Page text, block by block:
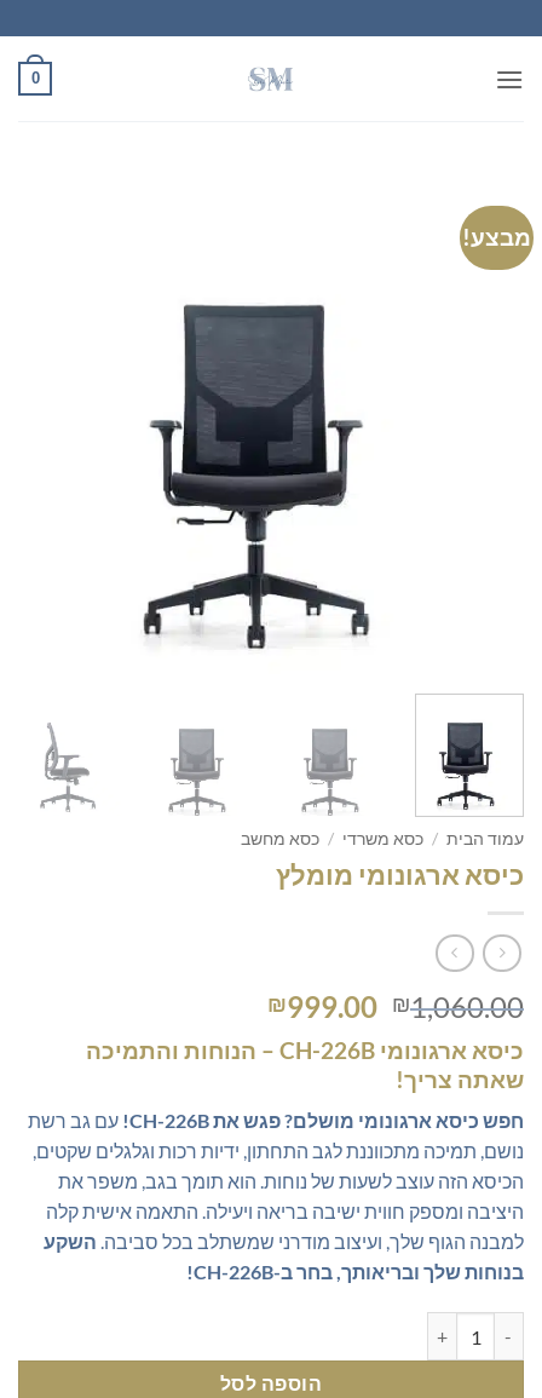
to
content
0
מבצע!
עמוד הבית / כסא משרדי / כסא מחשב
כיסא ארגונומי מומלץ
₪1,060.00
המחיר
המקורי
היה:
₪999.00
הוא:
כיסא ארגונומי CH-226B – הנוחות והתמיכה
שאתה צריך!
חפש כיסא ארגונומי מושלם? פגש את CH-226B!
עם גב רשת
נושם, תמיכה מתכווננת לגב התחתון, ידיות רכות וגלגלים שקטים,
הכיסא הזה עוצב לשעות של נוחות. הוא תומך בגב, משפר את
היציבה ומספק חווית ישיבה בריאה ויעילה. התאמה אישית קלה
למבנה הגוף שלך, ועיצוב מודרני שמשתלב בכל סביבה. השקע
בנוחות שלך ובריאותך, בחר ב-CH-226B!
הוספה לסל